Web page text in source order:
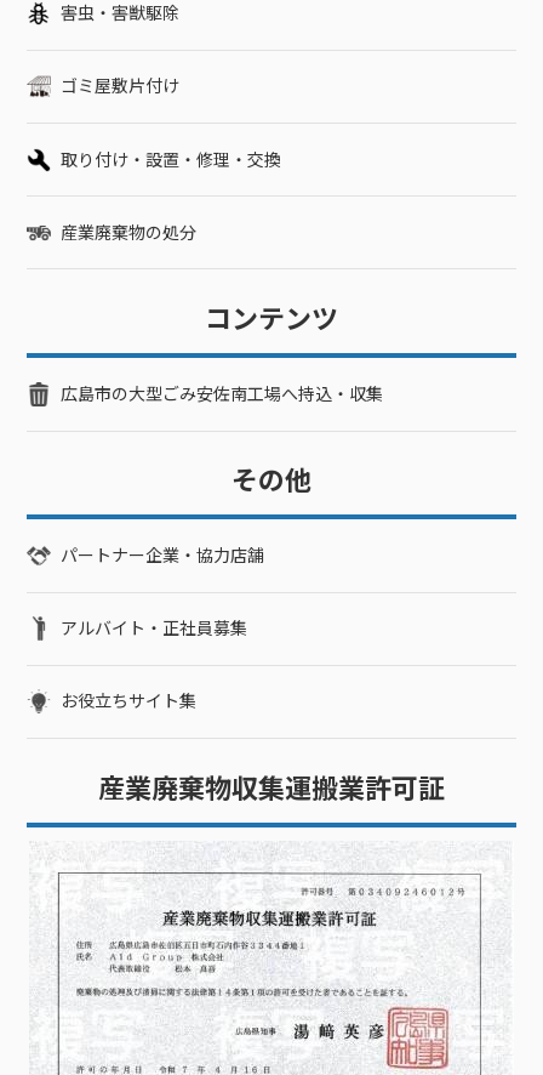
害虫・害獣駆除
ゴミ屋敷片付け
取り付け・設置・修理・交換
産業廃棄物の処分
コンテンツ
広島市の大型ごみ安佐南工場へ持込・収集
その他
パートナー企業・協力店舗
アルバイト・正社員募集
お役立ちサイト集
産業廃棄物収集運搬業許可証